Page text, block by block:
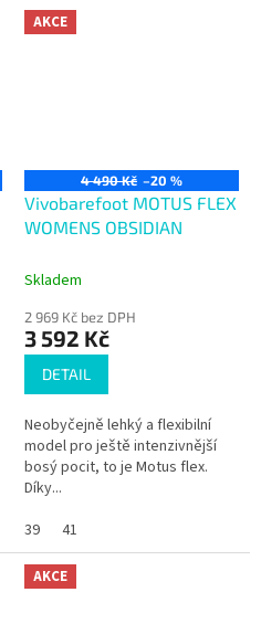
AKCE
4 490 Kč –20 %
Vivobarefoot MOTUS FLEX
WOMENS OBSIDIAN
Skladem
2 969 Kč bez DPH
3 592 Kč
DETAIL
Neobyčejně lehký a flexibilní
model pro ještě intenzivnější
bosý pocit, to je Motus flex.
Díky...
39
41
AKCE